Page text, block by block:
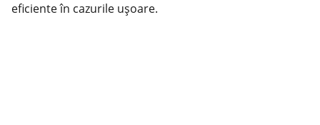
eficiente în cazurile ușoare.